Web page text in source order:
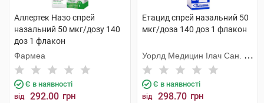
Аллертек Назо спрей
назальний 50 мкг/дозу 140
доз 1 флакон
Фармеа
Є в наявності
від 292.00 грн
Етацид спрей назальний 50
мкг/доза 140 доз 1 флакон
Уорлд Медицин Ілач Сан. Ве
Тідж
Є в наявності
від 298.70 грн